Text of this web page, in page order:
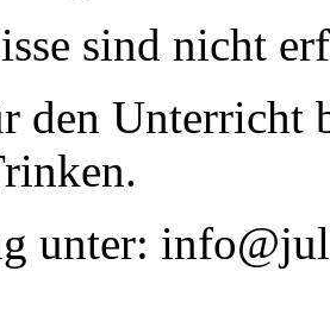
sind nicht
den Unterricht
unter: